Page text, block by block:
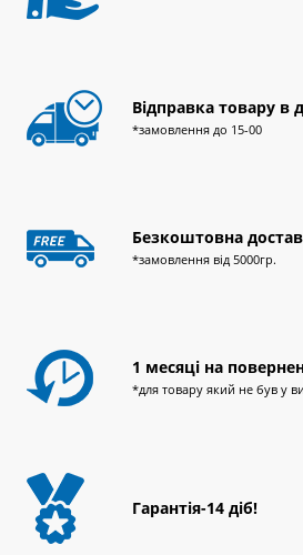
Відправка товару в
*замовлення до 15-00
Безкоштовна
*замовлення від 5000гр.
1 месяці на
*для товару який не був у
Гарантія-14 діб!